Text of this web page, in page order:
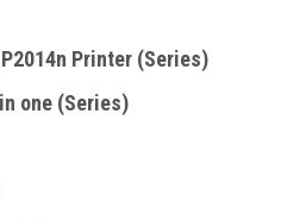
Printer (Series)
one (Series)